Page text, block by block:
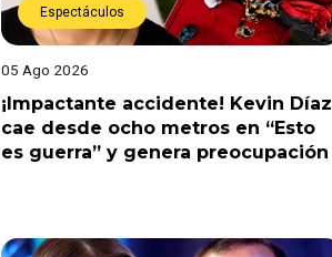
Espectáculos
05 Ago 2026
¡Impactante accidente! Kevin Díaz
cae desde ocho metros en “Esto
es guerra” y genera preocupación